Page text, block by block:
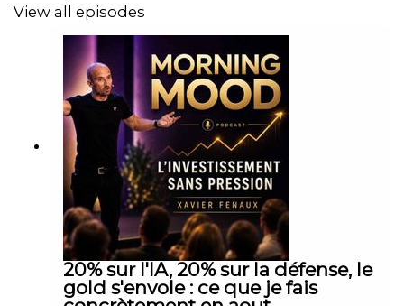
View all episodes
20% sur l'IA, 20% sur la défense, le
gold s'envole : ce que je fais